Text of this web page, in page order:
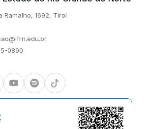
Ramalho, 1692, Tirol
0890
YoutubeSpotify TikTok